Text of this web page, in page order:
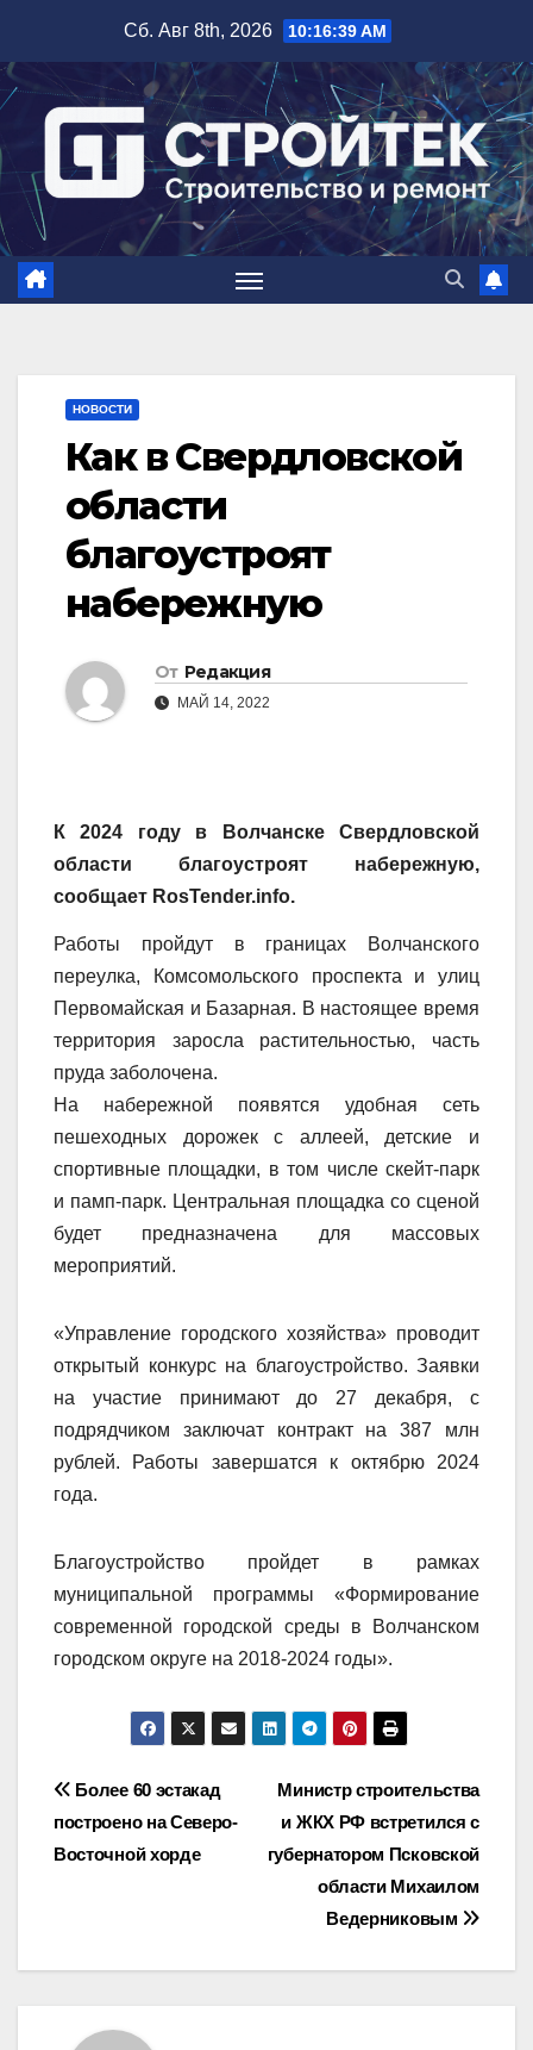
содержимому
Сб. Авг 8th, 2026 10:16:40 AM
НОВОСТИ
Как в Свердловской
области
благоустроят
набережную
От Редакция
МАЙ 14, 2022
К 2024 году в Волчанске Свердловской
области благоустроят набережную,
сообщает RosTender.info.
Работы пройдут в границах Волчанского
переулка, Комсомольского проспекта и улиц
Первомайская и Базарная. В настоящее время
территория заросла растительностью, часть
пруда заболочена.
На набережной появятся удобная сеть
пешеходных дорожек с аллеей, детские и
спортивные площадки, в том числе скейт-парк
и памп-парк. Центральная площадка со сценой
будет предназначена для массовых
мероприятий.
«Управление городского хозяйства» проводит
открытый конкурс на благоустройство. Заявки
на участие принимают до 27 декабря, с
подрядчиком заключат контракт на 387 млн
рублей. Работы завершатся к октябрю 2024
года.
Благоустройство пройдет в рамках
муниципальной программы «Формирование
современной городской среды в Волчанском
городском округе на 2018-2024 годы».
Навигация
по
Министр строительства
и ЖКХ РФ встретился с
губернатором Псковской
области Михаилом
Ведерниковым
Более 60 эстакад
построено на Северо-
Восточной хорде